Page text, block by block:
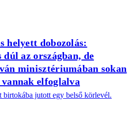
helyett dobozolás:
az országban, de
minisztériumában sokan
vannak elfoglalva
birtokába jutott egy belső körlevél.